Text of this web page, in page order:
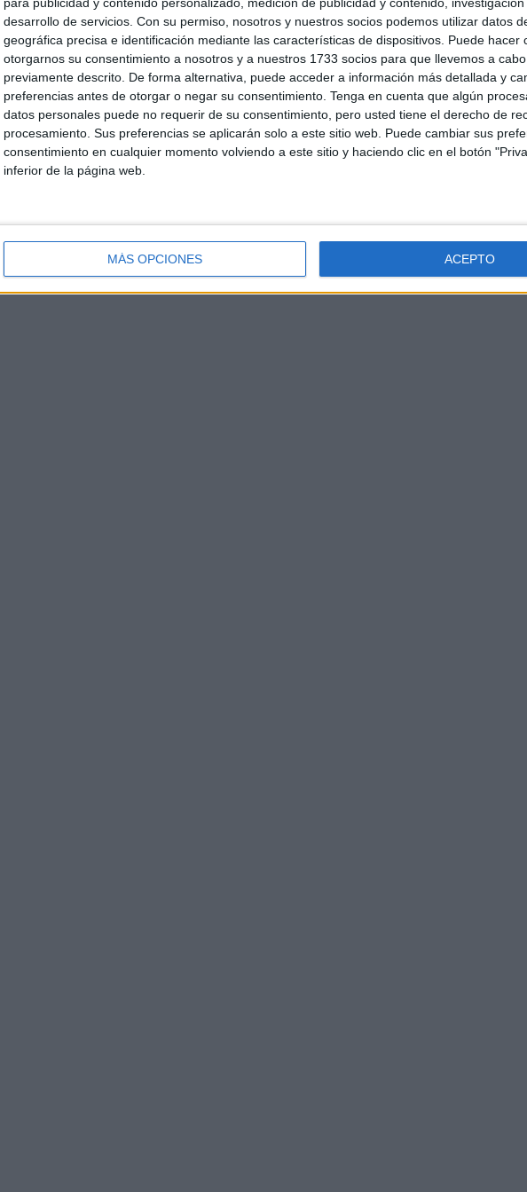
para publicidad y contenido personalizado, medición de publicidad y contenido,
desarrollo de servicios. Con su permiso, nosotros y nuestros socios podemos utilizar datos
geográfica precisa e identificación mediante las características de dispositivos. Puede hacer
otorgarnos su consentimiento a nosotros y a nuestros 1733 socios para que llevemos a
previamente descrito. De forma alternativa, puede acceder a información más detallada y
preferencias antes de otorgar o negar su consentimiento. Tenga en cuenta que algún
datos personales puede no requerir de su consentimiento, pero usted tiene el derecho de
procesamiento. Sus preferencias se aplicarán solo a este sitio web. Puede cambiar sus
consentimiento en cualquier momento volviendo a este sitio y haciendo clic en el botón
inferior de la página web.
MÁS OPCIONES ACEPTO
Grupo Faro Publicidad Contacto